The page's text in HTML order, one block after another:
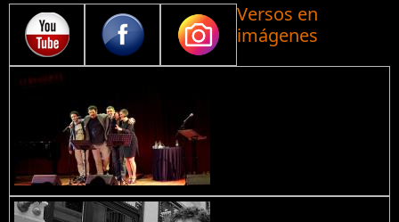
Versos en
imágenes